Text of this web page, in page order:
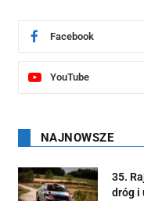
Facebook
YouTube
NAJNOWSZE
35.
dróg i